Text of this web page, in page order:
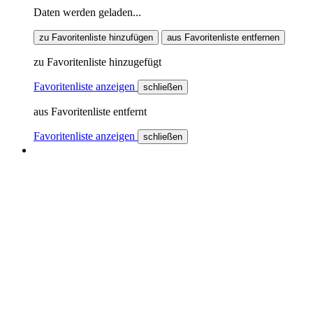
Daten werden geladen...
zu Favoritenliste hinzufügen aus Favoritenliste entfernen
zu Favoritenliste hinzugefügt
Favoritenliste anzeigen schließen
aus Favoritenliste entfernt
Favoritenliste anzeigen schließen